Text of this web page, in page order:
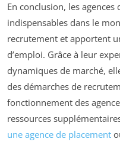
En conclusion, les
indispensables dans le
recrutement et apportent
d’emploi. Grâce à leur
dynamiques de marché,
des démarches de
fonctionnement des
ressources
une agence de placement